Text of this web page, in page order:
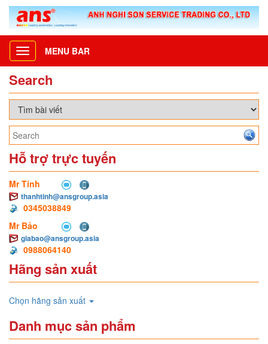
Toggle
navigation
MENU BAR
Search
Hỗ trợ trực tuyến
Mr Tính
thanhtinh@ansgroup.asia
0345038849
Mr Bảo
giabao@ansgroup.asia
0988064140
Hãng sản xuất
Chọn hãng sản xuất
Danh mục sản phẩm